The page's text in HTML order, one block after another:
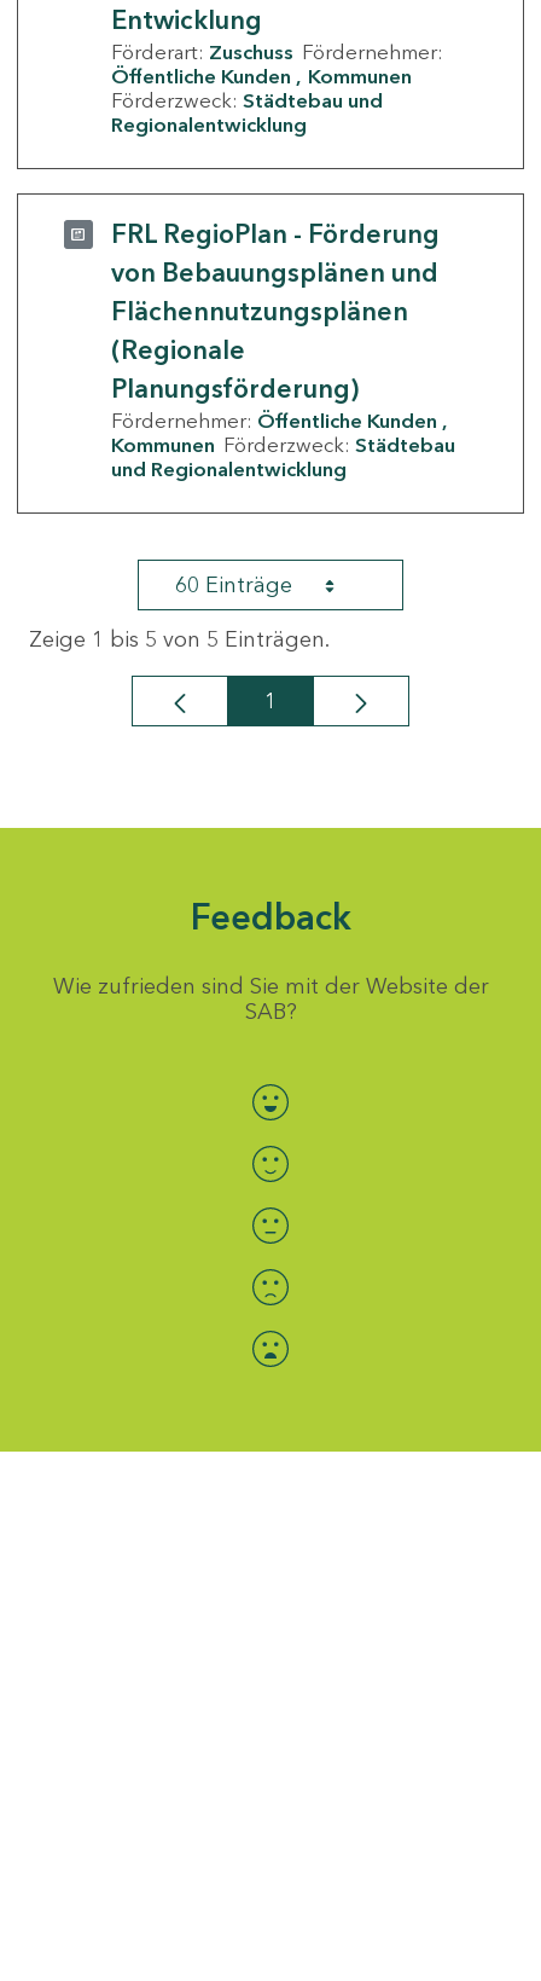
Entwicklung
Förderart: Zuschuss Fördernehmer:
Öffentliche Kunden
Kommunen
Förderzweck: Städtebau und
Regionalentwicklung
FRL RegioPlan - Förderung
von Bebauungsplänen und
Flächennutzungsplänen
(Regionale
Planungsförderung)
Fördernehmer: Öffentliche Kunden
Kommunen Förderzweck: Städtebau
und Regionalentwicklung
60 Einträge
Zeige 1 bis 5 von 5 Einträgen.
Seite
1
Feedback
Wie zufrieden sind Sie mit der Website der
SAB?
Bewertung auswählen